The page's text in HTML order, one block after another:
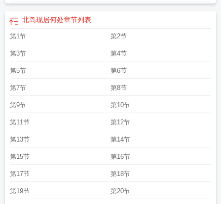
北岛现居何处章节列表
第1节 第2节
第3节 第4节
第5节 第6节
第7节 第8节
第9节 第10节
第11节 第12节
第13节 第14节
第15节 第16节
第17节 第18节
第19节 第20节